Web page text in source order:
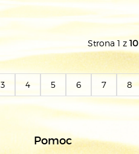
Strona 1 z10
3 4 5 6 7 8
Pomoc